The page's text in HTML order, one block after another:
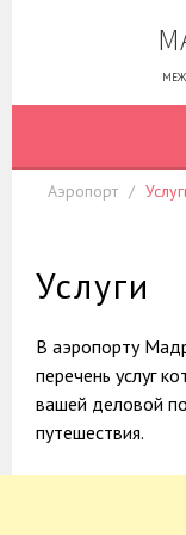
Аэропорт
Услуги
В аэропорту
перечень услуг
вашей деловой
путешествия.